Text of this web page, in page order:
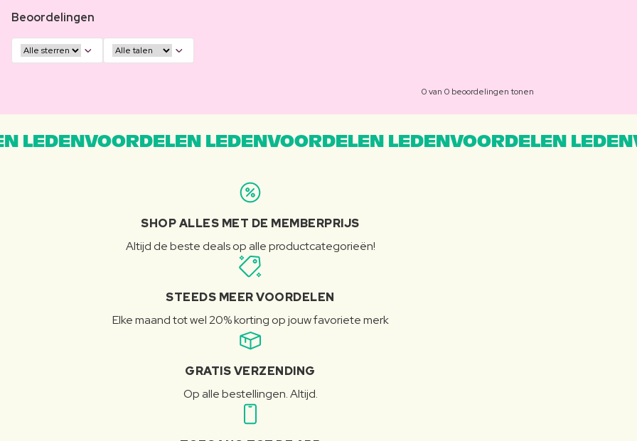
Beoordelingen
0 van 0 beoordelingen tonen
LEDENVOORDELEN LEDENVOORDELEN LEDENVOORDELEN
SHOP ALLES MET DE MEMBERPRIJS
Altijd de beste deals op alle productcategorieën!
STEEDS MEER VOORDELEN
Elke maand tot wel 20% korting op jouw favoriete merk
GRATIS VERZENDING
Op alle bestellingen. Altijd.